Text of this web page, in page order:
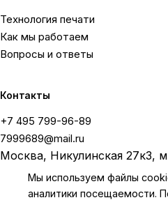
Технология печати
Как мы работаем
Вопросы и ответы
Контакты
+7 495 799-96-89
7999689@mail.ru
Москва, Никулинская 27к3,
Мы используем файлы
аналитики посещаемости.